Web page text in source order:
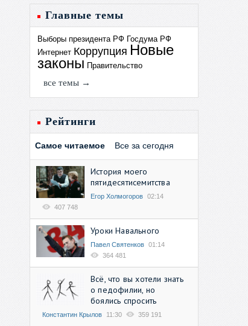
Главные темы
Выборы президента РФ Госдума РФ
Интернет Коррупция Новые
законы Правительство
все темы →
Рейтинги
Самое читаемое Все за сегодня
История моего
пятидесятисемитства
Егор Холмогоров 02:14
407 748
Уроки Навального
Павел Святенков 01:14
364 481
Всё, что вы хотели знать
о педофилии, но
боялись спросить
Константин Крылов 11:30 359 191